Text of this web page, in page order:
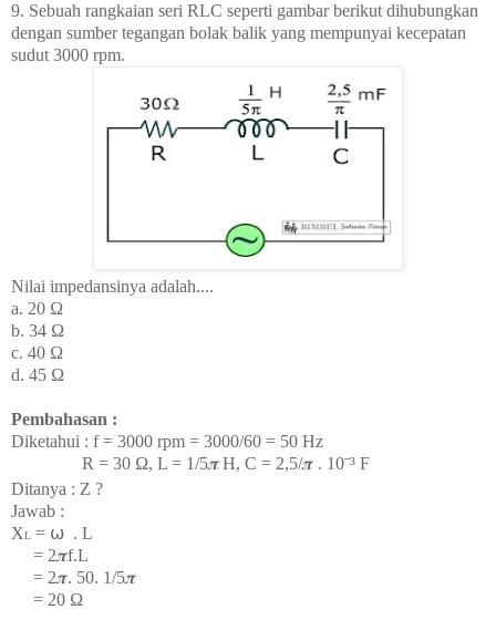
9. Sebuah rangkaian seri RLC seperti gambar berikut dihubungkan
dengan sumber tegangan bolak balik yang mempunyai kecepatan
sudut 3000 rpm.
Nilai impedansinya adalah....
a. 20 Ω
b. 34 Ω
c. 40 Ω
d. 45 Ω
Pembahasan :
Diketahui : f = 3000 rpm = 3000/60 = 50 Hz
R = 30 Ω, L = 1/5𝝅H, C = 2,5/𝝅 . 10⁻³ F
Ditanya : Z ?
Jawab :
XL = ⍵ . L
= 2𝝅f.L
= 2𝝅. 50. 1/5𝝅
= 20 Ω